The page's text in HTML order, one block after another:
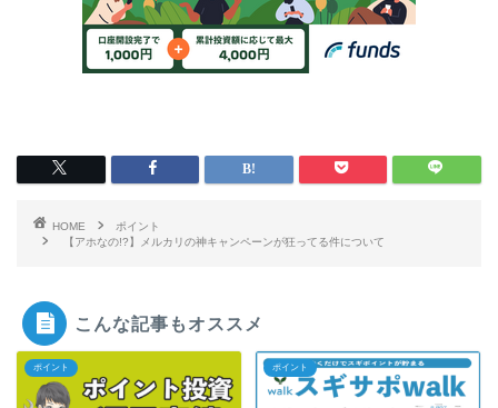
HOME
ポイント
【アホなの!?】メルカリの神キャンペーンが狂ってる件について
こんな記事もオススメ
ポイント ポイント